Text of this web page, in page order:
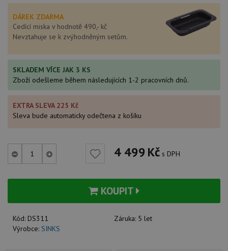
DÁREK ZDARMA
Cedící miska v hodnotě 490,- kč
Nevztahuje se k zvýhodněným setům.
SKLADEM VÍCE JAK 3 KS
Zboží odešleme během následujících 1-2 pracovních dnů.
EXTRA SLEVA 225 Kč
Sleva bude automaticky odečtena z košíku
4 499Kč s DPH
KOUPIT
Kód: DS311 Záruka: 5 let
Výrobce: SINKS